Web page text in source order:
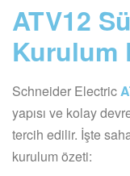
ATV12
Kurulum
Schneider Electric
yapısı ve kolay
tercih edilir. İşte
kurulum özeti: